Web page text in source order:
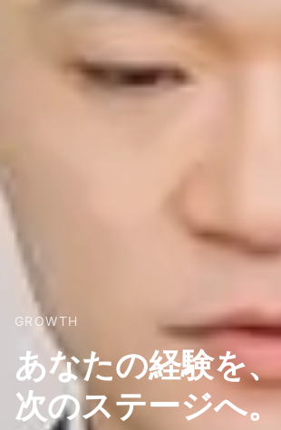
GROWTH
あなたの経験を、
次のステージへ。